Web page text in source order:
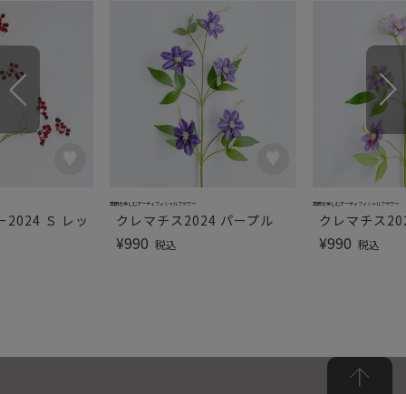
2024 Ｓ レッ クレマチス2024 パープル
¥990 税込
季節を楽しむアーティフィシャルフラワー
クレマチス
¥990 税込
季節を楽しむアーティフィシャルフラワー